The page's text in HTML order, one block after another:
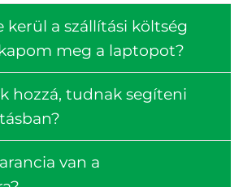
kerül a szállítási költség
meg a laptopot?
hozzá, tudnak segíteni
van a